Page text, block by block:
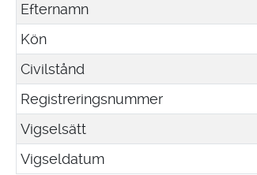
Efternamn
Kön
Civilstånd
Registreringsnummer
Vigselsätt
Vigseldatum